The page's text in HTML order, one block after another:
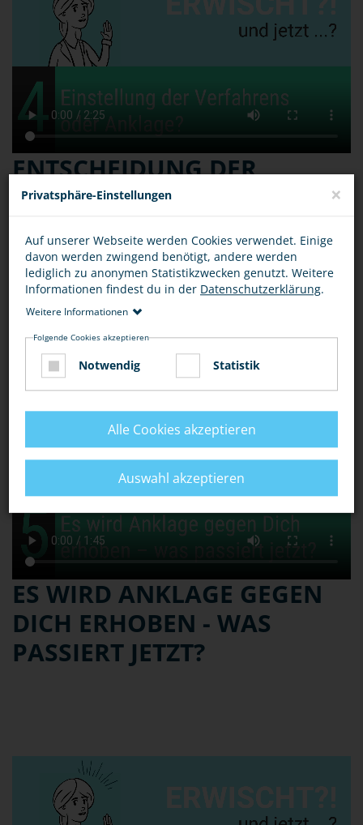
ENTSCHEIDUNG DER
STAATSANWALTSCHAFT:
VERFAHRENS ODER
ANKLAGE
ES WIRD ANKLAGE GEGEN
DICH ERHOBEN - WAS
PASSIERT JETZT?
Privatsphäre-Einstellungen ×
Auf unserer Webseite werden Cookies verwendet. Einige
davon werden zwingend benötigt, andere werden
lediglich zu anonymen Statistikzwecken genutzt. Weitere
Informationen findest du in der Datenschutzerklärung.
Weitere Informationen
Folgende Cookies akzeptieren
Notwendig Statistik
Alle Cookies akzeptieren
Auswahl akzeptieren